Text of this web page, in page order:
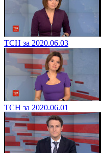
ТСН за 2020.06.03
ТСН за 2020.06.01